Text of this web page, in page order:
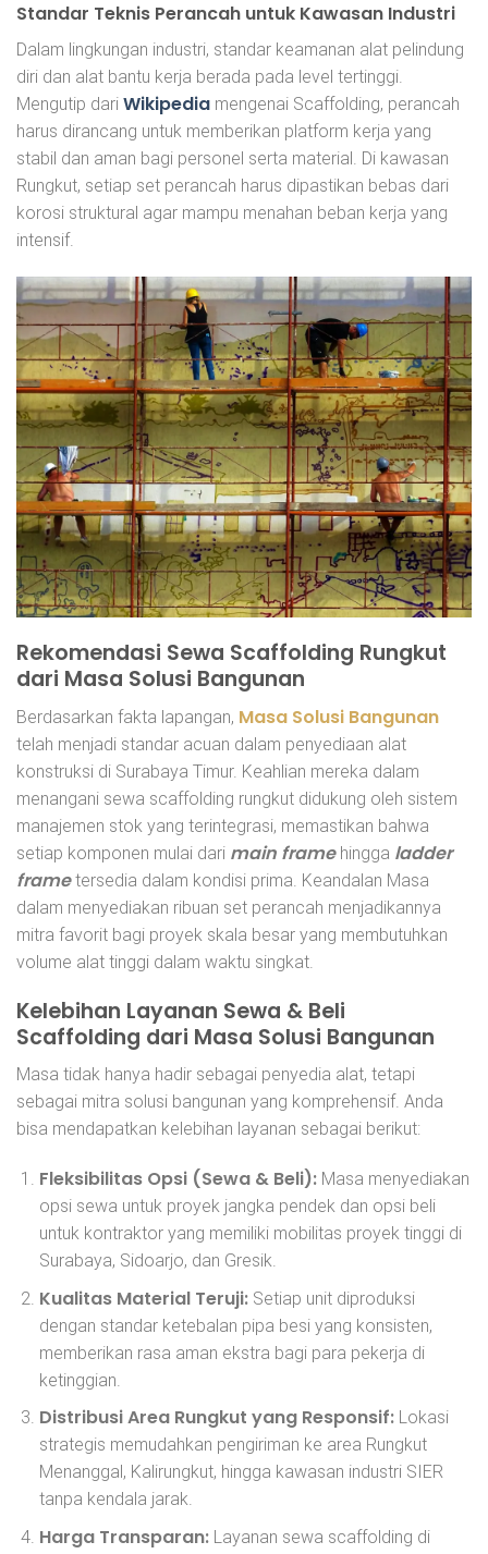
Standar Teknis Perancah untuk Kawasan Industri
Dalam lingkungan industri, standar keamanan alat pelindung
diri dan alat bantu kerja berada pada level tertinggi.
Mengutip dari Wikipedia mengenai Scaffolding, perancah
harus dirancang untuk memberikan platform kerja yang
stabil dan aman bagi personel serta material. Di kawasan
Rungkut, setiap set perancah harus dipastikan bebas dari
korosi struktural agar mampu menahan beban kerja yang
intensif.
Rekomendasi Sewa Scaffolding Rungkut
dari Masa Solusi Bangunan
Berdasarkan fakta lapangan, Masa Solusi Bangunan
telah menjadi standar acuan dalam penyediaan alat
konstruksi di Surabaya Timur. Keahlian mereka dalam
menangani sewa scaffolding rungkut didukung oleh sistem
manajemen stok yang terintegrasi, memastikan bahwa
setiap komponen mulai dari main framehingga ladder
frametersedia dalam kondisi prima. Keandalan Masa
dalam menyediakan ribuan set perancah menjadikannya
mitra favorit bagi proyek skala besar yang membutuhkan
volume alat tinggi dalam waktu singkat.
Kelebihan Layanan Sewa & Beli
Scaffolding dari Masa Solusi Bangunan
Masa tidak hanya hadir sebagai penyedia alat, tetapi
sebagai mitra solusi bangunan yang komprehensif. Anda
bisa mendapatkan kelebihan layanan sebagai berikut:
Fleksibilitas Opsi (Sewa & Beli):Masa menyediakan
opsi sewa untuk proyek jangka pendek dan opsi beli
untuk kontraktor yang memiliki mobilitas proyek tinggi di
Surabaya, Sidoarjo, dan Gresik.
Kualitas Material Teruji:Setiap unit diproduksi
dengan standar ketebalan pipa besi yang konsisten,
memberikan rasa aman ekstra bagi para pekerja di
ketinggian.
Distribusi Area Rungkut yang Responsif:Lokasi
strategis memudahkan pengiriman ke area Rungkut
Menanggal, Kalirungkut, hingga kawasan industri SIER
tanpa kendala jarak.
Harga Transparan:Layanan sewa scaffolding di